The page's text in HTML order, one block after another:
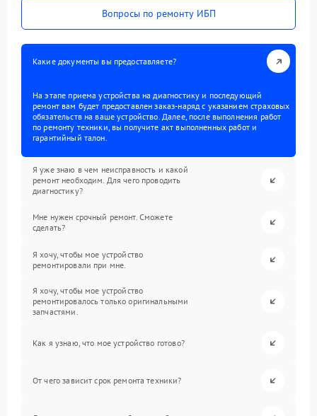
Вопросы по ремонту ИБП
Какие документы вы предоставляете?
На этапе приема устройства на диагностику и последующий
ремонт вам будет предоставлен заказ-наряд с указанием страховых
обязательств на ваше устройство. Далее, после выполнения работ
по ремонту техники, вы получите акт выполненных работ и
гарантийный талон.
Я уже знаю в чем неисправность и какой
ремонт необходим. Для чего проводить
диагностику?
Мне нужен срочный ремонт. Сможете
сделать?
Я хочу, чтобы мое устройство
ремонтировали при мне.
Я хочу, чтобы мое устройство
ремонтировалось только оригинальными
запчастями.
Как я узнаю, что мое устройство готово?
От чего зависит срок ремонта техники?